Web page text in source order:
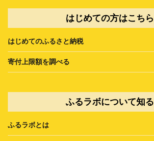
はじめての方はこちら
はじめてのふるさと納税
寄付上限額を調べる
ふるラボについて知る
ふるラボとは